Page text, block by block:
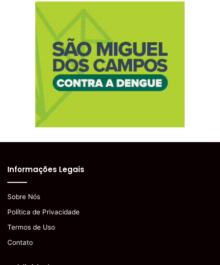
Informações Legais
Sobre Nós
Política de Privacidade
Termos de Uso
Contato